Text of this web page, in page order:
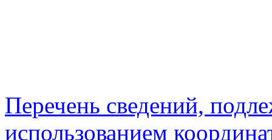
Перечень сведений,
использованием